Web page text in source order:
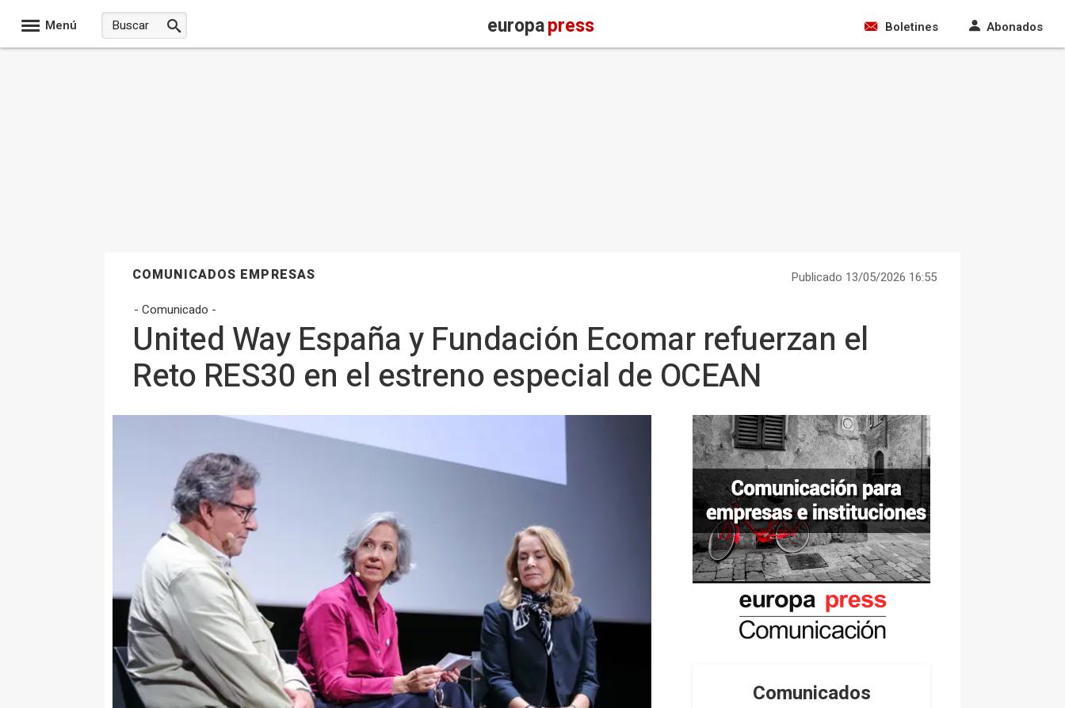
Menú europapress Boletines Abonados
COMUNICADOS EMPRESAS
Publicado 13/05/2026 16:55
- Comunicado -
United Way España y Fundación Ecomar refuerzan el
Reto RES30 en el estreno especial de OCEAN
Comunicados